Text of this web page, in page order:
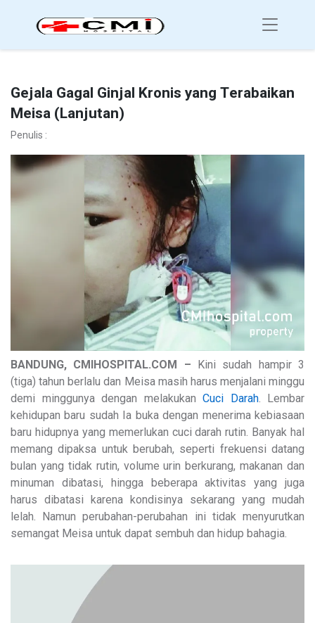
Gejala Gagal Ginjal Kronis yang Terabaikan
Meisa (Lanjutan)
Penulis :
BANDUNG, CMIHOSPITAL.COM – Kini sudah hampir 3
(tiga) tahun berlalu dan Meisa masih harus menjalani minggu
demi minggunya dengan melakukan Cuci Darah. Lembar
kehidupan baru sudah Ia buka dengan menerima kebiasaan
baru hidupnya yang memerlukan cuci darah rutin. Banyak hal
memang dipaksa untuk berubah, seperti frekuensi datang
bulan yang tidak rutin, volume urin berkurang, makanan dan
minuman dibatasi, hingga beberapa aktivitas yang juga
harus dibatasi karena kondisinya sekarang yang mudah
lelah. Namun perubahan-perubahan ini tidak menyurutkan
semangat Meisa untuk dapat sembuh dan hidup bahagia.